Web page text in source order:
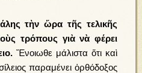
τὴν ὥρα τῆς τελικῆς
τρόπους γιὰ νὰ φέρει
Ἔνοιωθε μάλιστα ὅτι καὶ
παραμένει ὀρθόδοξος